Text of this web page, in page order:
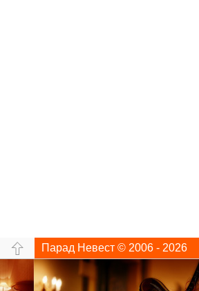
Парад Невест © 2006 - 2026